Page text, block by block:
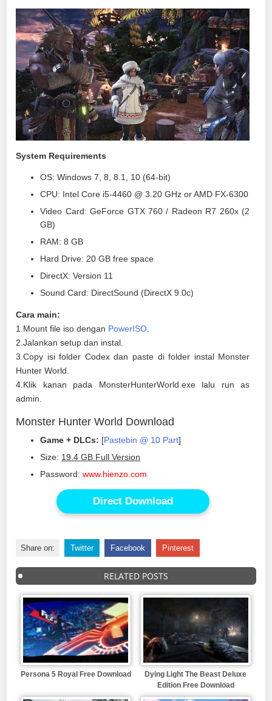
System Requirements
OS: Windows 7, 8, 8.1, 10 (64-bit)
CPU: Intel Core i5-4460 @ 3.20 GHz or AMD FX-6300
Video Card: GeForce GTX 760 / Radeon R7 260x (2
GB)
RAM: 8 GB
Hard Drive: 20 GB free space
DirectX: Version 11
Sound Card: DirectSound (DirectX 9.0c)
Cara main:
1.Mount file iso dengan PowerISO
2.Jalankan setup dan instal.
3.Copy isi folder Codex dan paste di folder instal Monster
Hunter World.
4.Klik kanan pada MonsterHunterWorld.exe lalu run as
admin.
Monster Hunter World Download
Game + DLCs: [Pastebin @ 10 Part]
Size: 19.4 GB Full Version
Password:www.hienzo.com
Direct Download
Share on: Twitter Facebook Pinterest
RELATED POSTS
Persona 5 Royal Free Download
Dying Light The Beast Deluxe
Edition Free Download